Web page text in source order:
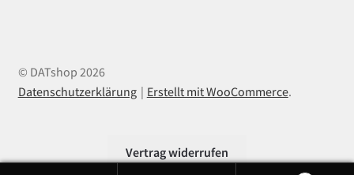
© DATshop 2026
Datenschutzerklärung
Erstellt mit WooCommerce.
Vertrag widerrufen